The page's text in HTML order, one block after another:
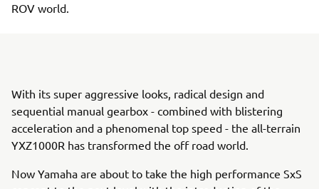
ROV world.
With its super aggressive looks, radical design and
sequential manual gearbox - combined with blistering
acceleration and a phenomenal top speed - the all-terrain
YXZ1000R has transformed the off road world.
Now Yamaha are about to take the high performance SxS